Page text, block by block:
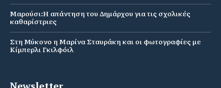
Μαρούσι:Η απάντηση του Δημάρχου για τις σχολικές
καθαρίστριες
Στη Μύκονο η Μαρίνα Σταυράκη και οι φωτογραφίες με
Κίμπερλι Γκιλφόιλ